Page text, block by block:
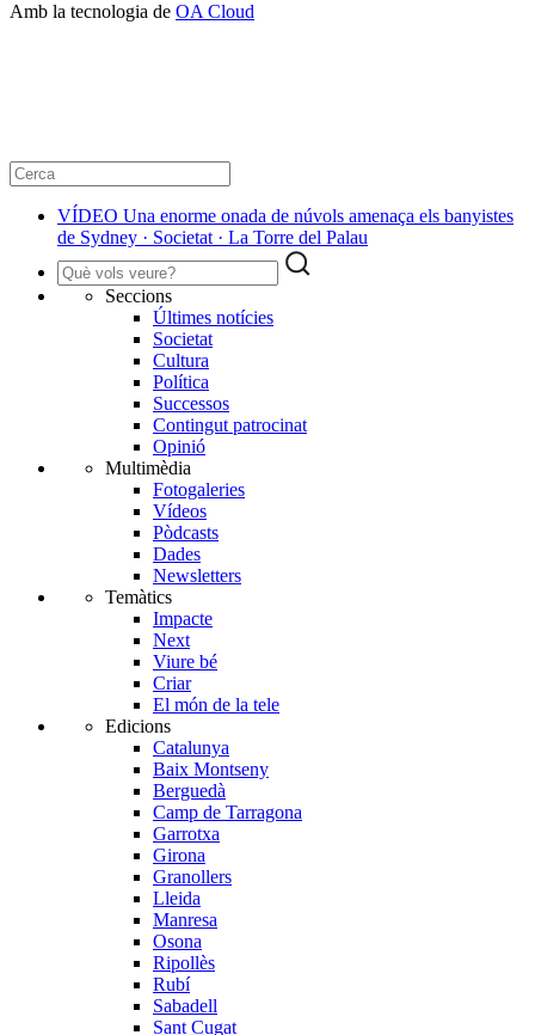
Amb la tecnologia de OA Cloud
VÍDEO Una enorme onada de núvols amenaça els banyistes
de Sydney · Societat · La Torre del Palau
Seccions
Últimes notícies
Societat
Cultura
Política
Successos
Contingut patrocinat
Opinió
Multimèdia
Fotogaleries
Vídeos
Pòdcasts
Dades
Newsletters
Temàtics
Impacte
Next
Viure bé
Criar
El món de la tele
Edicions
Catalunya
Baix Montseny
Berguedà
Camp de Tarragona
Garrotxa
Girona
Granollers
Lleida
Manresa
Osona
Ripollès
Rubí
Sabadell
Sant Cugat